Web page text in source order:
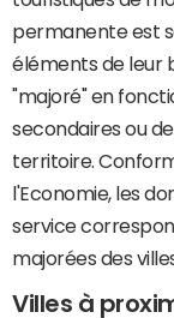
permanente est
éléments de leur
"majoré" en
secondaires ou
territoire.
l'Economie, les
service
majorées des
Villes à